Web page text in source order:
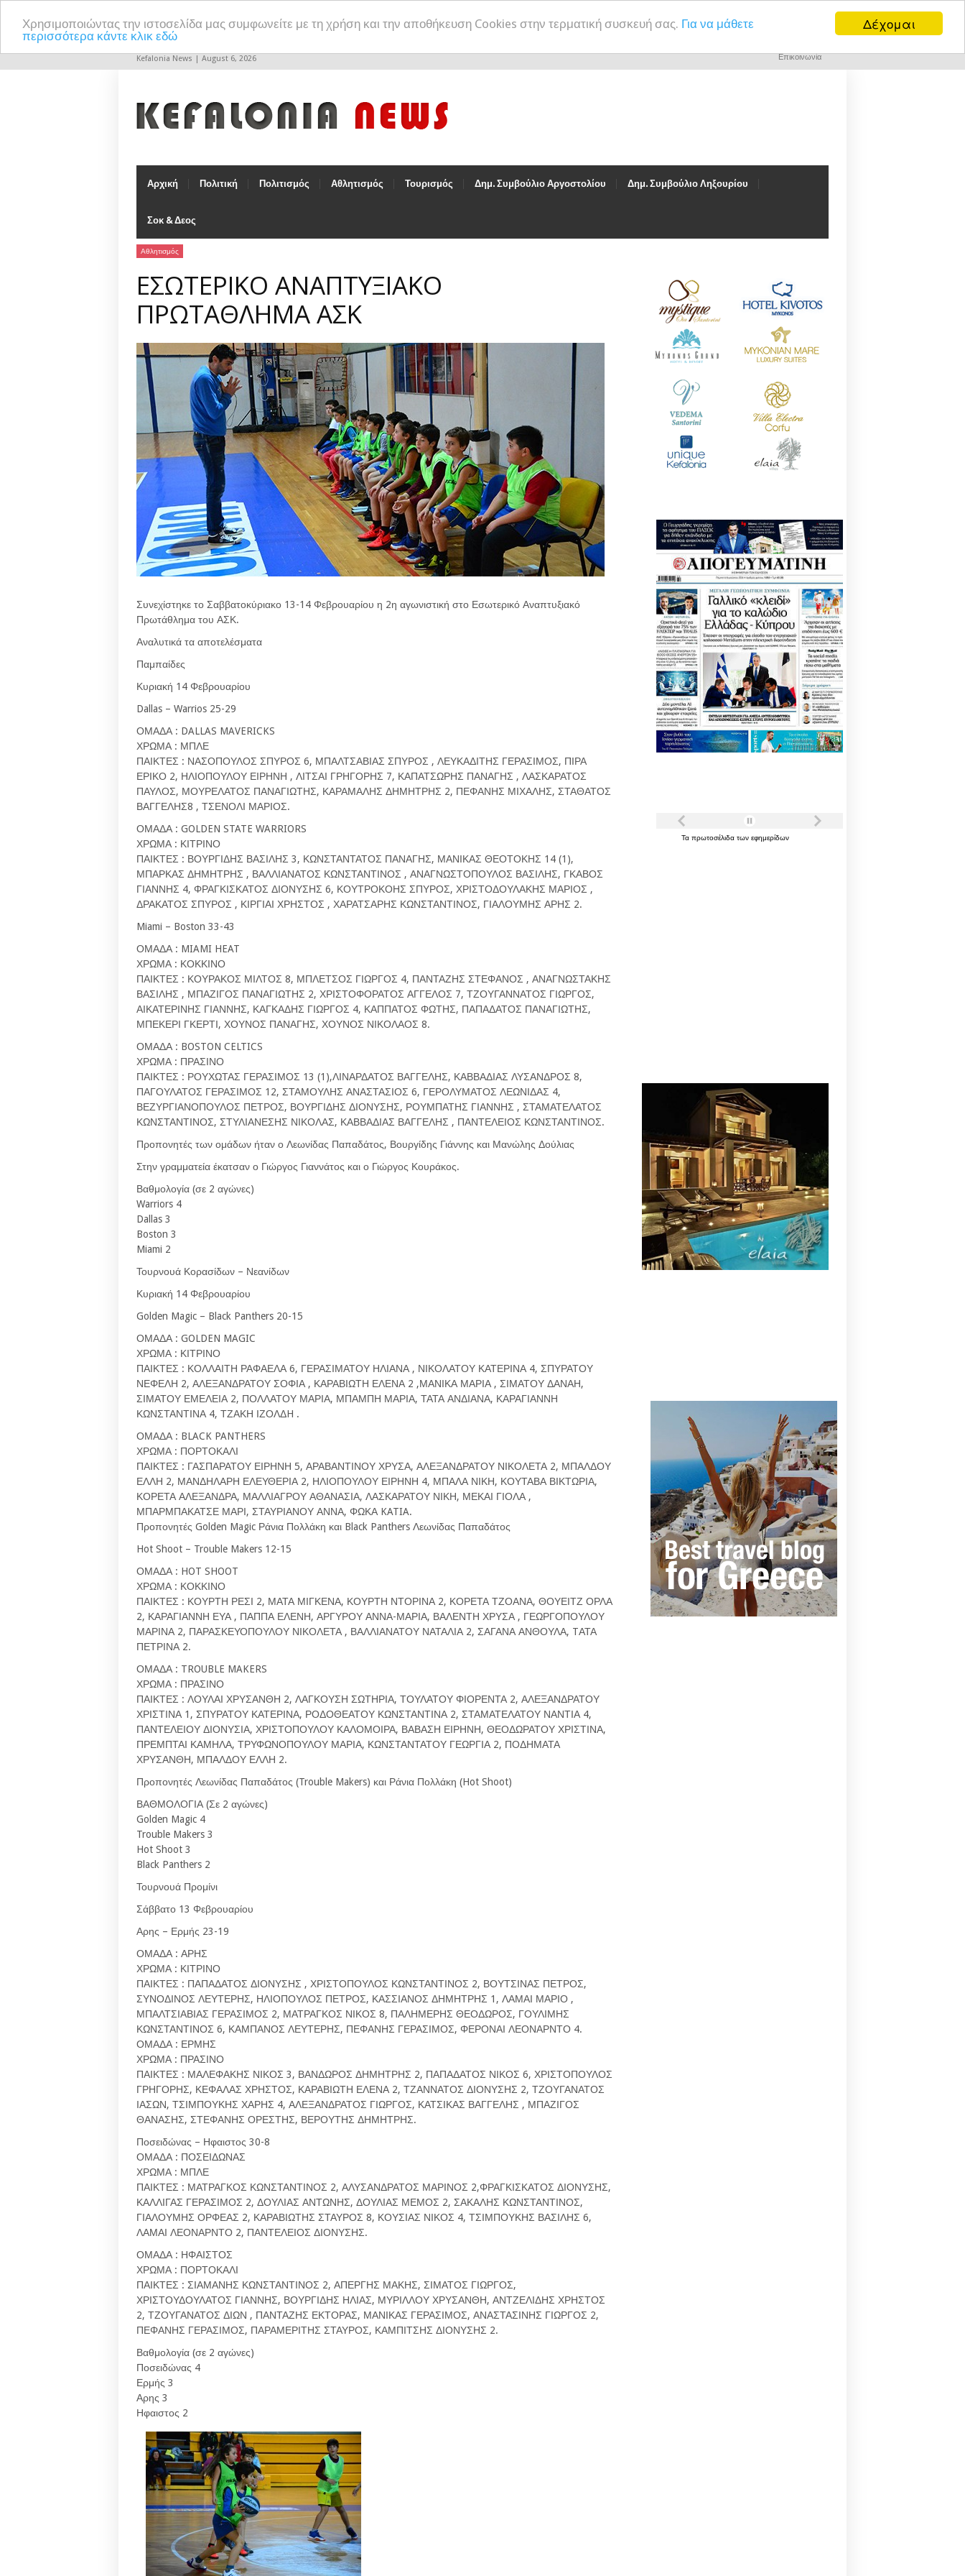
Δέχομαι
Χρησιμοποιώντας την ιστοσελίδα μας συμφωνείτε με τη χρήση και την αποθήκευση Cookies στην τερματική συσκευή σας. Για να μάθετε
περισσότερα κάντε κλικ εδώ
Kefalonia News | August 6, 2026 Επικοινωνία
Αρχική Πολιτική Πολιτισμός Αθλητισμός Τουρισμός Δημ. Συμβούλιο Αργοστολίου Δημ. Συμβούλιο Ληξουρίου
Σοκ & Δεος
Αθλητισμός
ΕΣΩΤΕΡΙΚΟ ΑΝΑΠΤΥΞΙΑΚΟ
ΠΡΩΤΑΘΛΗΜΑ ΑΣΚ
Συνεχίστηκε το Σαββατοκύριακο 13-14 Φεβρουαρίου η 2η αγωνιστική στο Εσωτερικό Αναπτυξιακό
Πρωτάθλημα του ΑΣΚ.
Αναλυτικά τα αποτελέσματα
Παμπαίδες
Κυριακή 14 Φεβρουαρίου
Dallas – Warrios 25-29
ΟΜΑΔΑ : DALLAS MAVERICKS
ΧΡΩΜΑ : ΜΠΛΕ
ΠΑΙΚΤΕΣ : ΝΑΣΟΠΟΥΛΟΣ ΣΠΥΡΟΣ 6, ΜΠΑΛΤΣΑΒΙΑΣ ΣΠΥΡΟΣ , ΛΕΥΚΑΔΙΤΗΣ ΓΕΡΑΣΙΜΟΣ, ΠΙΡΑ
ΕΡΙΚΟ 2, ΗΛΙΟΠΟΥΛΟΥ ΕΙΡΗΝΗ , ΛΙΤΣΑΙ ΓΡΗΓΟΡΗΣ 7, ΚΑΠΑΤΣΩΡΗΣ ΠΑΝΑΓΗΣ , ΛΑΣΚΑΡΑΤΟΣ
ΠΑΥΛΟΣ, ΜΟΥΡΕΛΑΤΟΣ ΠΑΝΑΓΙΩΤΗΣ, ΚΑΡΑΜΑΛΗΣ ΔΗΜΗΤΡΗΣ 2, ΠΕΦΑΝΗΣ ΜΙΧΑΛΗΣ, ΣΤΑΘΑΤΟΣ
ΒΑΓΓΕΛΗΣ8 , ΤΣΕΝΟΛΙ ΜΑΡΙΟΣ.
ΟΜΑΔΑ : GOLDEN STATE WARRIORS
ΧΡΩΜΑ : ΚΙΤΡΙΝΟ
ΠΑΙΚΤΕΣ : ΒΟΥΡΓΙΔΗΣ ΒΑΣΙΛΗΣ 3, ΚΩΝΣΤΑΝΤΑΤΟΣ ΠΑΝΑΓΗΣ, ΜΑΝΙΚΑΣ ΘΕΟΤΟΚΗΣ 14 (1),
ΜΠΑΡΚΑΣ ΔΗΜΗΤΡΗΣ , ΒΑΛΛΙΑΝΑΤΟΣ ΚΩΝΣΤΑΝΤΙΝΟΣ , ΑΝΑΓΝΩΣΤΟΠΟΥΛΟΣ ΒΑΣΙΛΗΣ, ΓΚΑΒΟΣ
ΓΙΑΝΝΗΣ 4, ΦΡΑΓΚΙΣΚΑΤΟΣ ΔΙΟΝΥΣΗΣ 6, ΚΟΥΤΡΟΚΟΗΣ ΣΠΥΡΟΣ, ΧΡΙΣΤΟΔΟΥΛΑΚΗΣ ΜΑΡΙΟΣ ,
ΔΡΑΚΑΤΟΣ ΣΠΥΡΟΣ , ΚΙΡΓΙΑΙ ΧΡΗΣΤΟΣ , ΧΑΡΑΤΣΑΡΗΣ ΚΩΝΣΤΑΝΤΙΝΟΣ, ΓΙΑΛΟΥΜΗΣ ΑΡΗΣ 2.
Miami – Boston 33-43
ΟΜΑΔΑ : MIAMI HEAT
ΧΡΩΜΑ : ΚΟΚΚΙΝΟ
ΠΑΙΚΤΕΣ : ΚΟΥΡΑΚΟΣ ΜΙΛΤΟΣ 8, ΜΠΛΕΤΣΟΣ ΓΙΩΡΓΟΣ 4, ΠΑΝΤΑΖΗΣ ΣΤΕΦΑΝΟΣ , ΑΝΑΓΝΩΣΤΑΚΗΣ
ΒΑΣΙΛΗΣ , ΜΠΑΖΙΓΟΣ ΠΑΝΑΓΙΩΤΗΣ 2, ΧΡΙΣΤΟΦΟΡΑΤΟΣ ΑΓΓΕΛΟΣ 7, ΤΖΟΥΓΑΝΝΑΤΟΣ ΓΙΩΡΓΟΣ,
ΑΙΚΑΤΕΡΙΝΗΣ ΓΙΑΝΝΗΣ, ΚΑΓΚΑΔΗΣ ΓΙΩΡΓΟΣ 4, ΚΑΠΠΑΤΟΣ ΦΩΤΗΣ, ΠΑΠΑΔΑΤΟΣ ΠΑΝΑΓΙΩΤΗΣ,
ΜΠΕΚΕΡΙ ΓΚΕΡΤΙ, ΧΟΥΝΟΣ ΠΑΝΑΓΗΣ, ΧΟΥΝΟΣ ΝΙΚΟΛΑΟΣ 8.
ΟΜΑΔΑ : BOSTON CELTICS
ΧΡΩΜΑ : ΠΡΑΣΙΝΟ
ΠΑΙΚΤΕΣ : ΡΟΥΧΩΤΑΣ ΓΕΡΑΣΙΜΟΣ 13 (1),ΛΙΝΑΡΔΑΤΟΣ ΒΑΓΓΕΛΗΣ, ΚΑΒΒΑΔΙΑΣ ΛΥΣΑΝΔΡΟΣ 8,
ΠΑΓΟΥΛΑΤΟΣ ΓΕΡΑΣΙΜΟΣ 12, ΣΤΑΜΟΥΛΗΣ ΑΝΑΣΤΑΣΙΟΣ 6, ΓΕΡΟΛΥΜΑΤΟΣ ΛΕΩΝΙΔΑΣ 4,
ΒΕΖΥΡΓΙΑΝΟΠΟΥΛΟΣ ΠΕΤΡΟΣ, ΒΟΥΡΓΙΔΗΣ ΔΙΟΝΥΣΗΣ, ΡΟΥΜΠΑΤΗΣ ΓΙΑΝΝΗΣ , ΣΤΑΜΑΤΕΛΑΤΟΣ
ΚΩΝΣΤΑΝΤΙΝΟΣ, ΣΤΥΛΙΑΝΕΣΗΣ ΝΙΚΟΛΑΣ, ΚΑΒΒΑΔΙΑΣ ΒΑΓΓΕΛΗΣ , ΠΑΝΤΕΛΕΙΟΣ ΚΩΝΣΤΑΝΤΙΝΟΣ.
Προπονητές των ομάδων ήταν ο Λεωνίδας Παπαδάτος, Βουργίδης Γιάννης και Μανώλης Δούλιας
Στην γραμματεία έκατσαν ο Γιώργος Γιαννάτος και ο Γιώργος Κουράκος.
Βαθμολογία (σε 2 αγώνες)
Warriors 4
Dallas 3
Boston 3
Miami 2
Τουρνουά Κορασίδων – Νεανίδων
Κυριακή 14 Φεβρουαρίου
Golden Magic – Black Panthers 20-15
ΟΜΑΔΑ : GOLDEN MAGIC
ΧΡΩΜΑ : ΚΙΤΡΙΝΟ
ΠΑΙΚΤΕΣ : ΚΟΛΛΑΙΤΗ ΡΑΦΑΕΛΑ 6, ΓΕΡΑΣΙΜΑΤΟΥ ΗΛΙΑΝΑ , ΝΙΚΟΛΑΤΟΥ ΚΑΤΕΡΙΝΑ 4, ΣΠΥΡΑΤΟΥ
ΝΕΦΕΛΗ 2, ΑΛΕΞΑΝΔΡΑΤΟΥ ΣΟΦΙΑ , ΚΑΡΑΒΙΩΤΗ ΕΛΕΝΑ 2 ,ΜΑΝΙΚΑ ΜΑΡΙΑ , ΣΙΜΑΤΟΥ ΔΑΝΑΗ,
ΣΙΜΑΤΟΥ ΕΜΕΛΕΙΑ 2, ΠΟΛΛΑΤΟΥ ΜΑΡΙΑ, ΜΠΑΜΠΗ ΜΑΡΙΑ, ΤΑΤΑ ΑΝΔΙΑΝΑ, ΚΑΡΑΓΙΑΝΝΗ
ΚΩΝΣΤΑΝΤΙΝΑ 4, ΤΖΑΚΗ ΙΖΟΛΔH .
ΟΜΑΔΑ : BLACK PANTHERS
ΧΡΩΜΑ : ΠΟΡΤΟΚΑΛΙ
ΠΑΙΚΤΕΣ : ΓΑΣΠΑΡΑΤΟΥ ΕΙΡΗΝΗ 5, ΑΡΑΒΑΝΤΙΝΟΥ ΧΡΥΣΑ, ΑΛΕΞΑΝΔΡΑΤΟΥ ΝΙΚΟΛΕΤΑ 2, ΜΠΑΛΔΟΥ
ΕΛΛΗ 2, ΜΑΝΔΗΛΑΡΗ ΕΛΕΥΘΕΡΙΑ 2, ΗΛΙΟΠΟΥΛΟΥ ΕΙΡΗΝΗ 4, ΜΠΑΛΑ ΝΙΚΗ, ΚΟΥΤΑΒΑ ΒΙΚΤΩΡΙΑ,
ΚΟΡΕΤΑ ΑΛΕΞΑΝΔΡΑ, ΜΑΛΛΙΑΓΡΟΥ ΑΘΑΝΑΣΙΑ, ΛΑΣΚΑΡΑΤΟΥ ΝΙΚΗ, ΜΕΚΑΙ ΓΙΟΛΑ ,
ΜΠΑΡΜΠΑΚΑΤΣΕ ΜΑΡΙ, ΣΤΑΥΡΙΑΝΟΥ ΑΝΝΑ, ΦΩΚΑ KATIA.
Προπονητές Golden Magic Ράνια Πολλάκη και Black Panthers Λεωνίδας Παπαδάτος
Hot Shoot – Trouble Makers 12-15
ΟΜΑΔΑ : HOT SHOOT
ΧΡΩΜΑ : ΚΟΚΚΙΝΟ
ΠΑΙΚΤΕΣ : ΚΟΥΡΤΗ ΡΕΣΙ 2, ΜΑΤΑ ΜΙΓΚΕΝΑ, ΚΟΥΡΤΗ ΝΤΟΡΙΝΑ 2, ΚΟΡΕΤΑ ΤΖΟΑΝΑ, ΘΟΥΕΙΤΖ ΟΡΛΑ
2, ΚΑΡΑΓΙΑΝΝΗ ΕΥΑ , ΠΑΠΠΑ ΕΛΕΝΗ, ΑΡΓΥΡΟΥ ΑΝΝΑ-ΜΑΡΙΑ, ΒΑΛΕΝΤΗ ΧΡΥΣΑ , ΓΕΩΡΓΟΠΟΥΛΟΥ
ΜΑΡΙΝΑ 2, ΠΑΡΑΣΚΕΥΟΠΟΥΛΟΥ ΝΙΚΟΛΕΤΑ , ΒΑΛΛΙΑΝΑΤΟΥ ΝΑΤΑΛΙΑ 2, ΣΑΓΑΝΑ ΑΝΘΟΥΛΑ, TΑΤΑ
ΠΕΤΡΙΝΑ 2.
ΟΜΑΔΑ : TROUBLE MAKERS
ΧΡΩΜΑ : ΠΡΑΣΙΝΟ
ΠΑΙΚΤΕΣ : ΛΟΥΛΑΙ ΧΡΥΣΑΝΘΗ 2, ΛΑΓΚΟΥΣΗ ΣΩΤΗΡΙΑ, ΤΟΥΛΑΤΟΥ ΦΙΟΡΕΝΤΑ 2, ΑΛΕΞΑΝΔΡΑΤΟΥ
ΧΡΙΣΤΙΝΑ 1, ΣΠΥΡΑΤΟΥ ΚΑΤΕΡΙΝΑ, ΡΟΔΟΘΕΑΤΟΥ ΚΩΝΣΤΑΝΤΙΝΑ 2, ΣΤΑΜΑΤΕΛΑΤΟΥ ΝΑΝΤΙΑ 4,
ΠΑΝΤΕΛΕΙΟΥ ΔΙΟΝΥΣΙΑ, ΧΡΙΣΤΟΠΟΥΛΟΥ ΚΑΛΟΜΟΙΡΑ, ΒΑΒΑΣΗ ΕΙΡΗΝΗ, ΘΕΟΔΩΡΑΤΟΥ ΧΡΙΣΤΙΝΑ,
ΠΡΕΜΠΤΑΙ ΚΑΜΗΛΑ, ΤΡΥΦΩΝΟΠΟΥΛΟΥ ΜΑΡΙΑ, ΚΩΝΣΤΑΝΤΑΤΟΥ ΓΕΩΡΓΙΑ 2, ΠΟΔΗΜΑΤΑ
ΧΡΥΣΑΝΘΗ, ΜΠΑΛΔΟΥ ΕΛΛΗ 2.
Προπονητές Λεωνίδας Παπαδάτος (Trouble Makers) και Ράνια Πολλάκη (Hot Shoot)
ΒΑΘΜΟΛΟΓΙΑ (Σε 2 αγώνες)
Golden Magic 4
Trouble Makers 3
Hot Shoot 3
Black Panthers 2
Τουρνουά Προμίνι
Σάββατο 13 Φεβρουαρίου
Αρης – Ερμής 23-19
ΟΜΑΔΑ : ΑΡΗΣ
ΧΡΩΜΑ : ΚΙΤΡΙΝΟ
ΠΑΙΚΤΕΣ : ΠΑΠΑΔΑΤΟΣ ΔΙΟΝΥΣΗΣ , ΧΡΙΣΤΟΠΟΥΛΟΣ ΚΩΝΣΤΑΝΤΙΝΟΣ 2, ΒΟΥΤΣΙΝΑΣ ΠΕΤΡΟΣ,
ΣΥΝΟΔΙΝΟΣ ΛΕΥΤΕΡΗΣ, ΗΛΙΟΠΟΥΛΟΣ ΠΕΤΡΟΣ, ΚΑΣΣΙΑΝΟΣ ΔΗΜΗΤΡΗΣ 1, ΛΑΜΑΙ ΜΑΡΙΟ ,
ΜΠΑΛΤΣΙΑΒΙΑΣ ΓΕΡΑΣΙΜΟΣ 2, ΜΑΤΡΑΓΚΟΣ ΝΙΚΟΣ 8, ΠΑΛΗΜΕΡΗΣ ΘΕΟΔΩΡΟΣ, ΓΟΥΛΙΜΗΣ
ΚΩΝΣΤΑΝΤΙΝΟΣ 6, ΚΑΜΠΑΝΟΣ ΛΕΥΤΕΡΗΣ, ΠΕΦΑΝΗΣ ΓΕΡΑΣΙΜΟΣ, ΦΕΡΟΝΑΙ ΛΕΟΝΑΡΝΤΟ 4.
ΟΜΑΔΑ : ΕΡΜΗΣ
ΧΡΩΜΑ : ΠΡΑΣΙΝΟ
ΠΑΙΚΤΕΣ : ΜΑΛΕΦΑΚΗΣ ΝΙΚΟΣ 3, ΒΑΝΔΩΡΟΣ ΔΗΜΗΤΡΗΣ 2, ΠΑΠΑΔΑΤΟΣ ΝΙΚΟΣ 6, ΧΡΙΣΤΟΠΟΥΛΟΣ
ΓΡΗΓΟΡΗΣ, ΚΕΦΑΛΑΣ ΧΡΗΣΤΟΣ, ΚΑΡΑΒΙΩΤΗ ΕΛΕΝΑ 2, ΤΖΑΝΝΑΤΟΣ ΔΙΟΝΥΣΗΣ 2, ΤΖΟΥΓΑΝΑΤΟΣ
ΙΑΣΩΝ, ΤΣΙΜΠΟΥΚΗΣ ΧΑΡΗΣ 4, ΑΛΕΞΑΝΔΡΑΤΟΣ ΓΙΩΡΓΟΣ, ΚΑΤΣΙΚΑΣ ΒΑΓΓΕΛΗΣ , ΜΠΑΖΙΓΟΣ
ΘΑΝΑΣΗΣ, ΣΤΕΦΑΝΗΣ ΟΡΕΣΤΗΣ, ΒΕΡΟΥΤΗΣ ΔΗΜΗΤΡΗΣ.
Ποσειδώνας – Ηφαιστος 30-8
ΟΜΑΔΑ : ΠΟΣΕΙΔΩΝΑΣ
ΧΡΩΜΑ : ΜΠΛΕ
ΠΑΙΚΤΕΣ : ΜΑΤΡΑΓΚΟΣ ΚΩΝΣΤΑΝΤΙΝΟΣ 2, ΑΛΥΣΑΝΔΡΑΤΟΣ ΜΑΡΙΝΟΣ 2,ΦΡΑΓΚΙΣΚΑΤΟΣ ΔΙΟΝΥΣΗΣ,
ΚΑΛΛΙΓΑΣ ΓΕΡΑΣΙΜΟΣ 2, ΔΟΥΛΙΑΣ ΑΝΤΩΝΗΣ, ΔΟΥΛΙΑΣ ΜΕΜΟΣ 2, ΣΑΚΑΛΗΣ ΚΩΝΣΤΑΝΤΙΝΟΣ,
ΓΙΑΛΟΥΜΗΣ ΟΡΦΕΑΣ 2, ΚΑΡΑΒΙΩΤΗΣ ΣΤΑΥΡΟΣ 8, ΚΟΥΣΙΑΣ ΝΙΚΟΣ 4, ΤΣΙΜΠΟΥΚΗΣ ΒΑΣΙΛΗΣ 6,
ΛΑΜΑΙ ΛΕΟΝΑΡΝΤΟ 2, ΠΑΝΤΕΛΕΙΟΣ ΔΙΟΝΥΣΗΣ.
ΟΜΑΔΑ : ΗΦΑΙΣΤΟΣ
ΧΡΩΜΑ : ΠΟΡΤΟΚΑΛΙ
ΠΑΙΚΤΕΣ : ΣΙΑΜΑΝΗΣ ΚΩΝΣΤΑΝΤΙΝΟΣ 2, ΑΠΕΡΓΗΣ ΜΑΚΗΣ, ΣΙΜΑΤΟΣ ΓΙΩΡΓΟΣ,
ΧΡΙΣΤΟΥΔΟΥΛΑΤΟΣ ΓΙΑΝΝΗΣ, ΒΟΥΡΓΙΔΗΣ ΗΛΙΑΣ, ΜΥΡΙΛΛΟΥ ΧΡΥΣΑΝΘΗ, ΑΝΤΖΕΛΙΔΗΣ ΧΡΗΣΤΟΣ
2, ΤΖΟΥΓΑΝΑΤΟΣ ΔΙΩΝ , ΠΑΝΤΑΖΗΣ ΕΚΤΟΡΑΣ, ΜΑΝΙΚΑΣ ΓΕΡΑΣΙΜΟΣ, ΑΝΑΣΤΑΣΙΝΗΣ ΓΙΩΡΓΟΣ 2,
ΠΕΦΑΝΗΣ ΓΕΡΑΣΙΜΟΣ, ΠΑΡΑΜΕΡΙΤΗΣ ΣΤΑΥΡΟΣ, ΚΑΜΠΙΤΣΗΣ ΔΙΟΝΥΣΗΣ 2.
Βαθμολογία (σε 2 αγώνες)
Ποσειδώνας 4
Ερμής 3
Αρης 3
Ηφαιστος 2
Τα πρωτοσέλιδα των εφημερίδων